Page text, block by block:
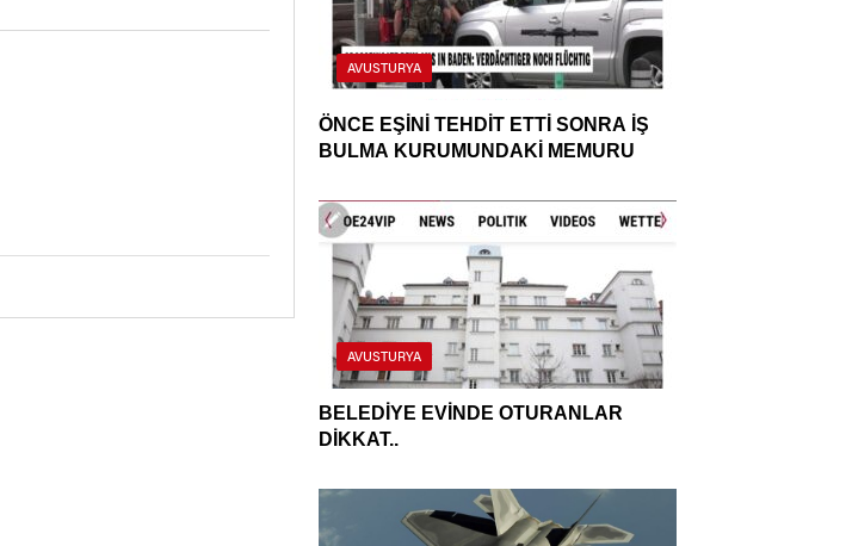
AVUSTURYA
ÖNCE EŞİNİ TEHDİT ETTİ SONRA İŞ
BULMA KURUMUNDAKİ MEMURU
AVUSTURYA
BELEDİYE EVİNDE OTURANLAR
DİKKAT..